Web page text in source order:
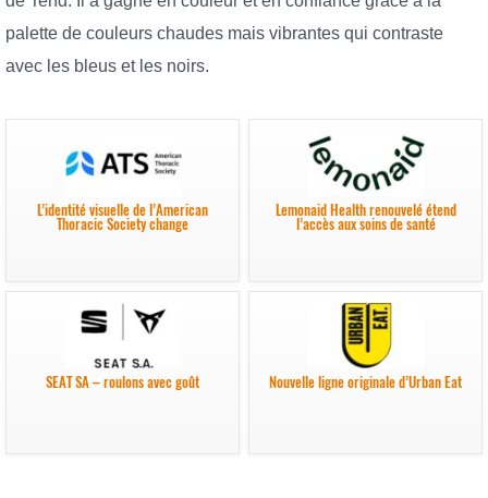
palette de couleurs chaudes mais vibrantes qui contraste
avec les bleus et les noirs.
L’identité visuelle de l’American
Thoracic Society change
Lemonaid Health renouvelé étend
l’accès aux soins de santé
SEAT SA – roulons avec goût Nouvelle ligne originale d’Urban Eat